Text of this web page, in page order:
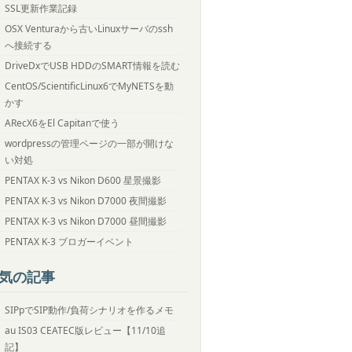
SSL更新作業記録
OSX Venturaから古いLinuxサーバのssh
へ接続する
DriveDxでUSB HDDのSMART情報を読む
CentOS/ScientificLinux6でMyNETSを動
かす
ARecX6をEl Capitanで使う
wordpressの管理ページの一部が開けな
い対処
PENTAX K-3 vs Nikon D600 星景撮影
PENTAX K-3 vs Nikon D7000 夜間撮影
PENTAX K-3 vs Nikon D7000 昼間撮影
PENTAX K-3 ブロガーイベント
の記事
SIPpでSIP動作/負荷シナリオを作るメモ
au IS03 CEATEC版レビュー【11/10追
記】